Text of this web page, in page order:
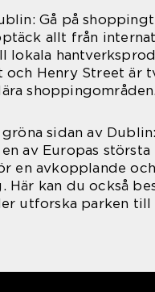
Gå på
allt från
lokala
och Henry Street är
shoppingområden.
sidan av
av Europas största
en avkopplande och
Här kan du också
utforska parken